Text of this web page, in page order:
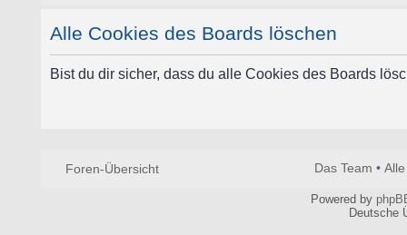
Alle Cookies des Boards löschen
Bist du dir sicher, dass du alle Cookies des Boards
Foren-Übersicht Das Team •
Powered by
Deutsche